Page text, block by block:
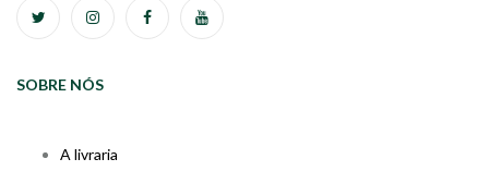
SOBRE NÓS
A livraria